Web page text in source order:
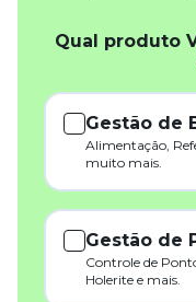
Qual produto
Gestão de
Alimentação,
muito mais.
Gestão de
Controle de
Holerite e mais.